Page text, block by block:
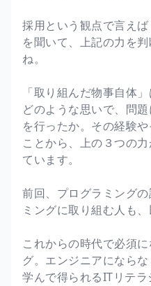
採用という観点で言えば
を聞いて、上記の力を
ね。
「取り組んだ物事自体
どのような思いで、問
を行ったか。その経験
ことから、上の３つの
ています。
前回、プログラミング
ミングに取り組む人も
これからの時代で必須
グ。エンジニアになら
学んで得られるITリテ